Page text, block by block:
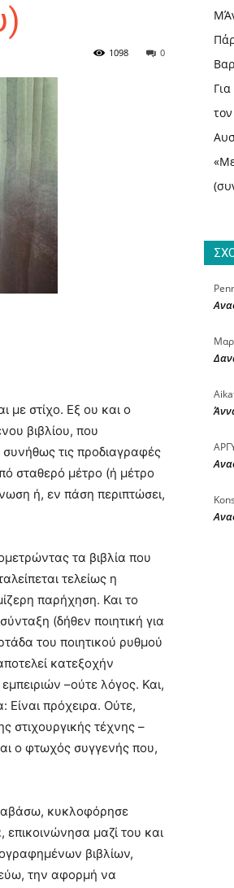
ΓΙΑ
ΤΟ
ΚΑΙ
ΤΕΧΝΕΣ
0
1098
με στίχο. Εξ ου και ο
βιβλίου, που
συνήθως τις προδιαγραφές
σταθερό μέτρο (ή μέτρο
ή, εν πάση περιπτώσει,
τα βιβλία που
τελείως η
παρήχηση. Και το
(δήθεν ποιητική για
του ποιητικού ρυθμού
κατεξοχήν
–ούτε λόγος. Και,
Είναι πρόχειρα. Ούτε,
στιχουργικής τέχνης –
ο φτωχός συγγενής που,
κυκλοφόρησε
μαζί του και
βιβλίων,
την αφορμή να